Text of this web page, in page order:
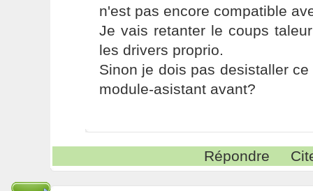
n'est pas encore compatible
Je vais retanter le coups
les drivers proprio.
Sinon je dois pas desistaller
module-asistant avant?
Répondre